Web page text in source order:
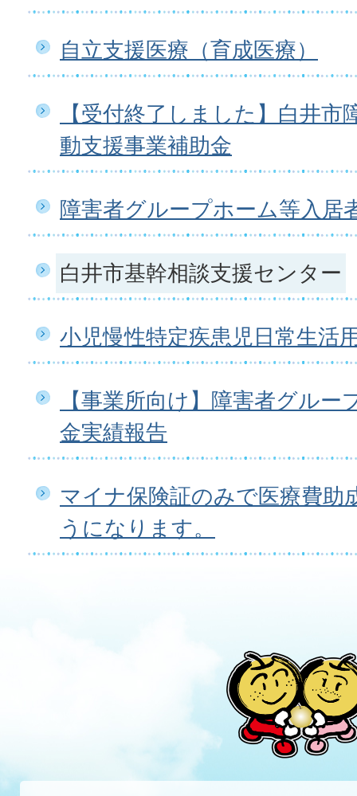
自立支援医療（育成医療）
【受付終了しました】白井市
動支援事業補助金
障害者グループホーム等入居
白井市基幹相談支援センター
小児慢性特定疾患児日常生活
【事業所向け】障害者グルー
金実績報告
マイナ保険証のみで医療費助
うになります。